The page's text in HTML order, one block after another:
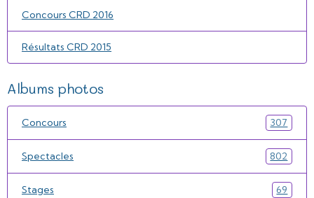
Concours CRD 2016
Résultats CRD 2015
Albums photos
Concours 307
Spectacles 802
Stages 69